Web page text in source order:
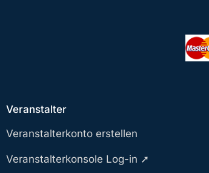
Veranstalter
Veranstalterkonto erstellen
Veranstalterkonsole Log-in ➚